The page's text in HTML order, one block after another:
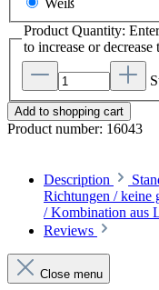
Weiß
Product Quantity:
to increase or decrease
Add to shopping cart
Product number: 16043
Description
Richtungen / keine
/ Kombination aus
Reviews
Close menu